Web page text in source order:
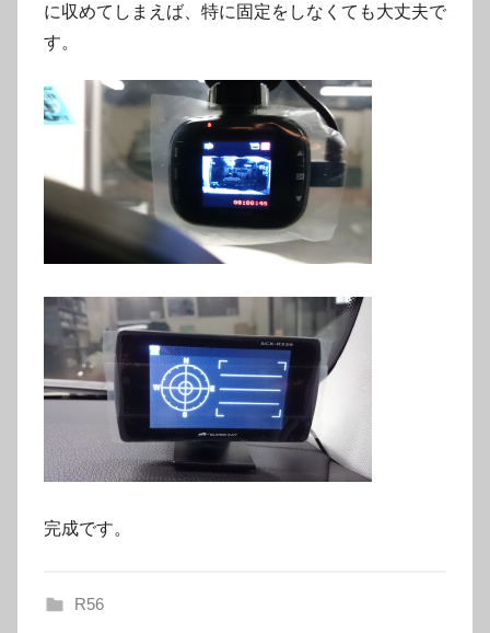
に収めてしまえば、特に固定をしなくても大丈夫で
す。
完成です。
R56